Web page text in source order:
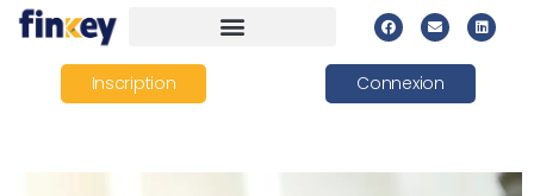
Inscription Connexion